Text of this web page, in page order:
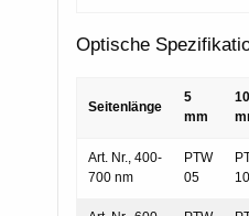
Optische
Seitenlänge
5
mm
10
Art. Nr., 400-
700 nm
PTW
05
10